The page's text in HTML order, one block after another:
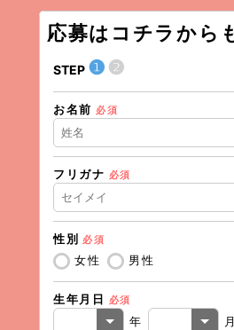
応募はコチラから
STEP ❶❷
お名前 必須
フリガナ 必須
性別 必須
女性 男性
生年月日 必須
年 月